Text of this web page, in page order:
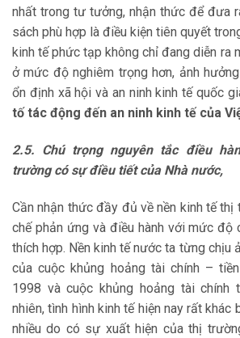
nhất trong tư tưởng, nhận thức để đưa
sách phù hợp là điều kiện tiên quyết
kinh tế phức tạp không chỉ đang diễn ra
ở mức độ nghiêm trọng hơn, ảnh
ổn định xã hội và an ninh kinh tế quốc
tố tác động đến an ninh kinh tế của
2.5. Chú trọng nguyên tắc điều
trường có sự điều tiết của Nhà nước,
Cần nhận thức đầy đủ về nền kinh tế
chế phản ứng và điều hành với mức độ
thích hợp. Nền kinh tế nước ta từng chịu
của cuộc khủng hoảng tài chính –
1998 và cuộc khủng hoảng tài chính
nhiên, tình hình kinh tế hiện nay rất khác
nhiều do có sự xuất hiện của thị